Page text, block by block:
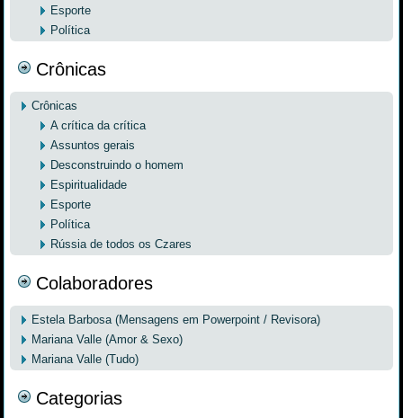
Esporte
Política
Crônicas
Crônicas
A crítica da crítica
Assuntos gerais
Desconstruindo o homem
Espiritualidade
Esporte
Política
Rússia de todos os Czares
Colaboradores
Estela Barbosa (Mensagens em Powerpoint / Revisora)
Mariana Valle (Amor & Sexo)
Mariana Valle (Tudo)
Categorias